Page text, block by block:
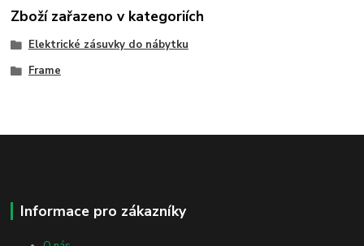
Zboží zařazeno v kategoriích
Elektrické zásuvky do nábytku
Frame
Informace pro zákazníky